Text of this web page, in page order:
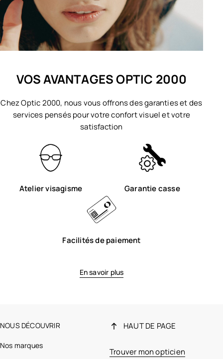
VOS AVANTAGES OPTIC 2000
Chez Optic 2000, nous vous offrons des garanties et des
services pensés pour votre confort visuel et votre
satisfaction
Atelier visagisme Garantie casse
Facilités de paiement
En savoir plus
NOUS DÉCOUVRIR
Nos marques
HAUT DE PAGE
Trouver mon opticien